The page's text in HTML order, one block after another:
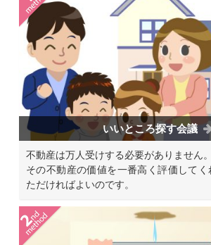
いいところ探す会議
不動産は万人受けする必要がありません。
その不動産の価値を一番高く評価して
ただければよいのです。